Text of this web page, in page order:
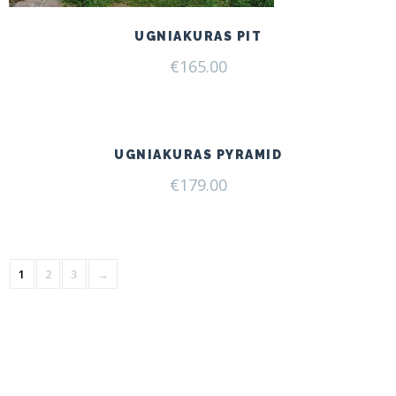
UGNIAKURAS PIT
€165.00
UGNIAKURAS PYRAMID
€179.00
1 2 3 →